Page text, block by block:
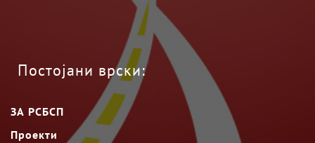
Постојани врски:
ЗА РСБСП
Проекти